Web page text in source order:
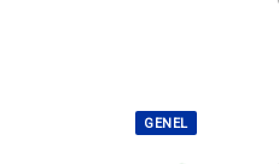
GENEL